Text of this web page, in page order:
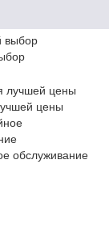
цены
обслуживание